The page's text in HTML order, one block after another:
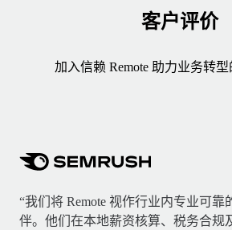
客户评价
加入信赖 Remote 助力业务转型
“我们将 Remote 视作行业内专业可靠
伴。他们在本地薪资核算、税务合规